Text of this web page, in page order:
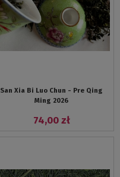
San Xia Bi Luo Chun - Pre Qing
Ming 2026
74,00 zł